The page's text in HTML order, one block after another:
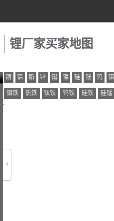
锂厂家买家地图
铜 铝 铅 锌 锡 镍 硅 镁 钨 钼
钼铁 钒铁 钛铁 钨铁 硅铁 硅锰